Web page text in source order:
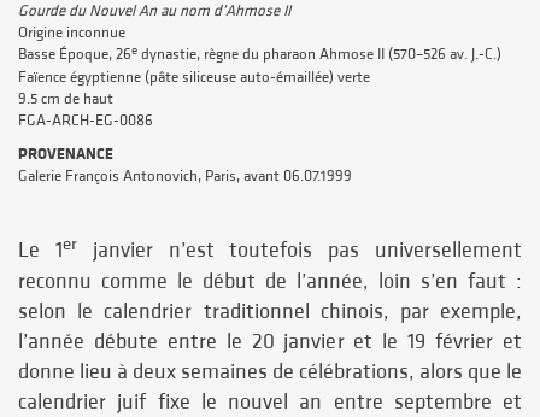
Gourde du Nouvel An au nom d’Ahmose II
Origine inconnue
Basse Époque, 26e dynastie, règne du pharaon Ahmose II (570–526 av. J.-C.)
Faïence égyptienne (pâte siliceuse auto-émaillée) verte
9.5 cm de haut
FGA-ARCH-EG-0086
PROVENANCE
Galerie François Antonovich, Paris, avant 06.07.1999
Le 1erjanvier n’est toutefois pas universellement
reconnu comme le début de l’année, loin s’en faut :
selon le calendrier traditionnel chinois, par exemple,
l’année débute entre le 20 janvier et le 19 février et
donne lieu à deux semaines de célébrations, alors que le
calendrier juif fixe le nouvel an entre septembre et